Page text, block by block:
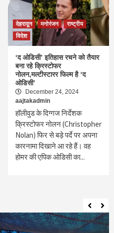
देहरादून मनोरंजन
राष्ट्रीय
विदेश
‘द ओडिसी’ इतिहास रचने को तैयार
बना रहे क्रिस्टोफर
नोलन,मल्टीस्टारर फिल्म है ‘द
ओडिसी’
December 24, 2024
aajtakadmin
हॉलीवुड के दिग्गज निर्देशक
क्रिस्टोफर नोलन (Christopher
Nolan) फिर से बड़े पर्दे पर अपना
कारनामा दिखाने आ रहे हैं। वह
होमर की एपिक ओडिसी का...